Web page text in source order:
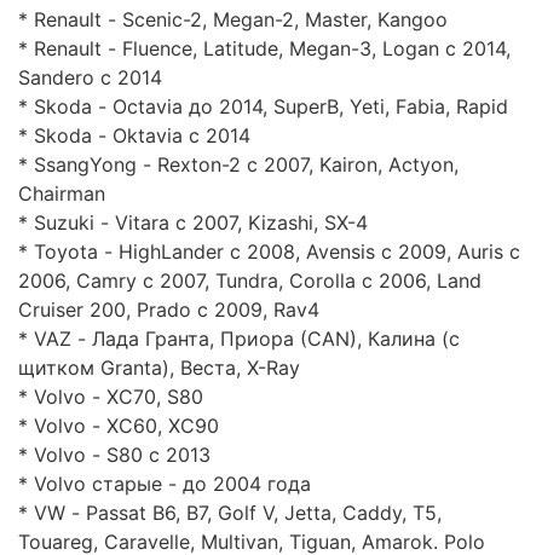
* Renault - Scenic-2, Megan-2, Master, Kangoo
* Renault - Fluence, Latitude, Megan-3, Logan c 2014,
Sandero с 2014
* Skoda - Octavia до 2014, SuperB, Yeti, Fabia, Rapid
* Skoda - Oktavia c 2014
* SsangYong - Rexton-2 c 2007, Kairon, Actyon,
Chairman
* Suzuki - Vitara c 2007, Kizashi, SX-4
* Toyota - HighLander c 2008, Avensis c 2009, Auris c
2006, Camry c 2007, Tundra, Corolla c 2006, Land
Cruiser 200, Prado c 2009, Rav4
* VAZ - Лада Гранта, Приора (CAN), Калина (с
щитком Granta), Веста, X-Ray
* Volvo - XC70, S80
* Volvo - XC60, XC90
* Volvo - S80 с 2013
* Volvo старые - до 2004 года
* VW - Passat B6, B7, Golf V, Jetta, Caddy, T5,
Touareg, Caravelle, Multivan, Tiguan, Amarok. Polo